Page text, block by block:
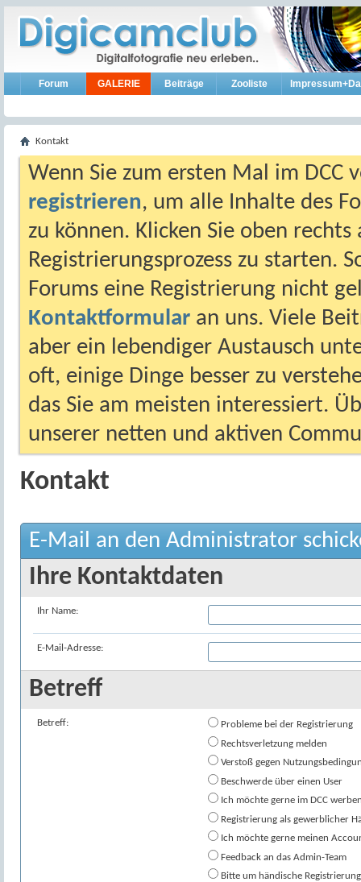
Forum GALERIE Beiträge Zooliste
Kontakt
Wenn Sie zum ersten Mal im DCC
registrieren, um alle Inhalte des
zu können. Klicken Sie oben
Registrierungsprozess zu starten.
Forums eine Registrierung nicht
Kontaktformular an uns. Viele
aber ein lebendiger Austausch
oft, einige Dinge besser zu
das Sie am meisten interessiert.
unserer netten und aktiven
Kontakt
E-Mail an den Administrator
Ihre Kontaktdaten
Ihr Name:
E-Mail-Adresse:
Betreff
Betreff:
Probleme bei der Registrierung
Rechtsverletzung melden
Verstoß gegen
Beschwerde über einen User
Ich möchte gerne im DCC
Registrierung als gewerblicher
Ich möchte gerne meinen
Feedback an das Admin-Team
Bitte um händische